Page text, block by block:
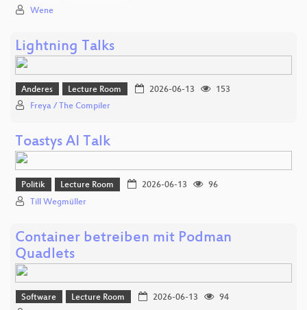
Wene
Lightning Talks
Anderes Lecture Room 2026-06-13
153
Freya / The Compiler
Toastys AI Talk
Politik Lecture Room 2026-06-13
96
Till Wegmüller
Container betreiben mit Podman
Quadlets
Software Lecture Room 2026-06-13
94